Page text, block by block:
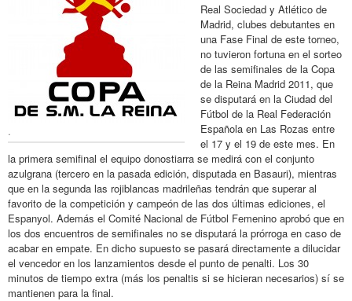
.
Real Sociedad y Atlético de
Madrid, clubes debutantes en
una Fase Final de este torneo,
no tuvieron fortuna en el sorteo
de las semifinales de la Copa
de la Reina Madrid 2011, que
se disputará en la Ciudad del
Fútbol de la Real Federación
Española en Las Rozas entre
el 17 y el 19 de este mes. En
la primera semifinal el equipo donostiarra se medirá con el conjunto
azulgrana (tercero en la pasada edición, disputada en Basauri), mientras
que en la segunda las rojiblancas madrileñas tendrán que superar al
favorito de la competición y campeón de las dos últimas ediciones, el
Espanyol. Además el Comité Nacional de Fútbol Femenino aprobó que en
los dos encuentros de semifinales no se disputará la prórroga en caso de
acabar en empate. En dicho supuesto se pasará directamente a dilucidar
el vencedor en los lanzamientos desde el punto de penalti. Los 30
minutos de tiempo extra (más los penaltis si se hicieran necesarios) sí se
mantienen para la final.